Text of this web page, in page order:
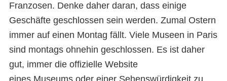
Franzosen. Denke daher daran, dass einige
Geschäfte geschlossen sein werden. Zumal Ostern
immer auf einen Montag fällt. Viele Museen in Paris
sind montags ohnehin geschlossen. Es ist daher
gut, immer die offizielle Website
eines Museums oder einer Sehenswürdigkeit zu